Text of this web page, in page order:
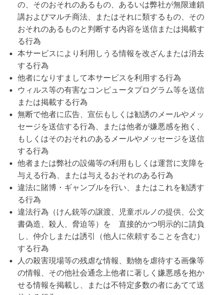
の、そのおそれのあるもの、あるいは弊社が無限連鎖
講およびマルチ商法、またはそれに類するもの、その
おそれのあるものと判断する内容を送信または掲載す
る行為
本サービスにより利用しうる情報を改ざんまたは消去
する行為
他者になりすまして本サービスを利用する行為
ウィルス等の有害なコンピュータプログラム等を送信
または掲載する行為
無断で他者に広告、宣伝もしくは勧誘のメールやメッ
セージを送信する行為、または他者が嫌悪感を抱く、
もしくはそのおそれのあるメールやメッセージを送信
する行為
他者または弊社の設備等の利用もしくは運営に支障を
与える行為、または与えるおそれのある行為
違法に賭博・ギャンブルを行い、またはこれを勧誘す
る行為
違法行為（けん銃等の譲渡、児童ポルノの提供、公文
書偽造、殺人、脅迫等）を 直接的かつ明示的に請負
し、仲介しまたは誘引（他人に依頼することを含む）
する行為
人の殺害現場等の残虐な情報、動物を虐待する画像等
の情報、その他社会通念上他者に著しく嫌悪感を抱か
せる情報を掲載し、または不特定多数の者にあてて送